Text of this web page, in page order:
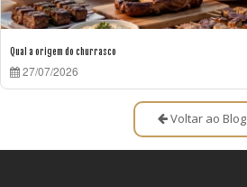
Qual a origem do churrasco
27/07/2026
Voltar ao Blog